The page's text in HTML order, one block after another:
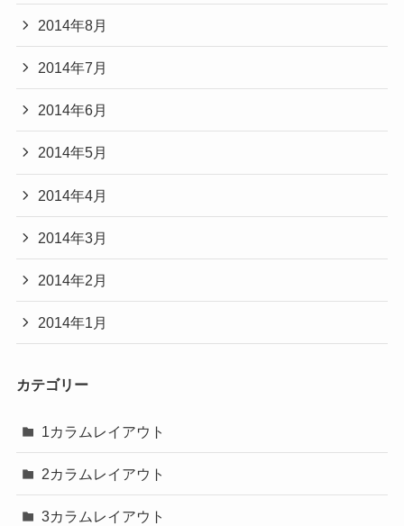
2014年8月
2014年7月
2014年6月
2014年5月
2014年4月
2014年3月
2014年2月
2014年1月
カテゴリー
1カラムレイアウト
2カラムレイアウト
3カラムレイアウト